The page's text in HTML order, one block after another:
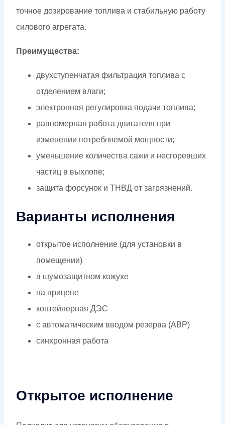
точное дозирование топлива и стабильную работу
силового агрегата.
Преимущества:
двухступенчатая фильтрация топлива с
отделением влаги;
электронная регулировка подачи топлива;
равномерная работа двигателя при
изменении потребляемой мощности;
уменьшение количества сажи и несгоревших
частиц в выхлопе;
защита форсунок и ТНВД от загрязнений.
Варианты исполнения
открытое исполнение (для установки в
помещении)
в шумозащитном кожухе
на прицепе
контейнерная ДЭС
с автоматическим вводом резерва (АВР)
синхронная работа
Открытое исполнение